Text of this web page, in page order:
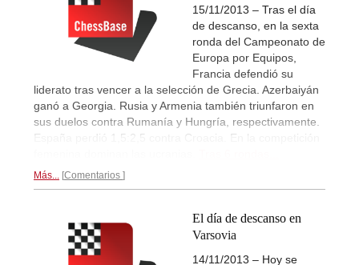
15/11/2013 – Tras el día
de descanso, en la sexta
ronda del Campeonato de
Europa por Equipos,
Francia defendió su
liderato tras vencer a la selección de Grecia. Azerbaiyán
ganó a Georgia. Rusia y Armenia también triunfaron en
sus duelos contra Rumanía y Hungría, respectivamente.
España perdió 1,5:2,5 contra Croacia. En la competición
Más... Comentarios
El día de descanso en
Varsovia
14/11/2013 – Hoy se